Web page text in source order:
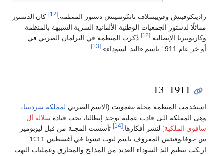
رادينكوفيتش وفوييسلاف تانكوسيتش دستور المنظمة. [12]
كان الدستور
مماثلًا لدستور الجمعيات الوطنية الألمانية السرية الشبيهة بالمنظمة
وكاربونيريا الإيطالية. [12]
ذُكرت المنظمة في البرلمان الصربي في
أواخر عام 1911 باسم «اليد السوداء».
[13]
1911–13
استخدمت المنظمة مجلة بيغمونت (الاسم الصربي لمملكة سردينيا،
وهي المملكة التي قادت عملية توحيد إيطاليا، تحت قيادة سلالة آل
سافوي الملكية) لنشر أفكارها.[14]
تأسست المجلة من قبل ليوبومير
س.جوفانوفيتش المعروف باسم ليوب تشوبا في أغسطس 1911.
ارتكب تنظيم اليد السوداء العديد من المذابح والمحارق وعمليات النهب